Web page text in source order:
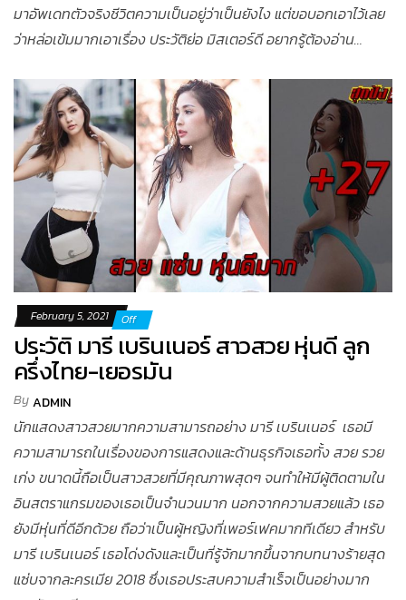
มาอัพเดทตัวจริงชีวิตความเป็นอยู่ว่าเป็นยังไง แต่ขอบอกเอาไว้เลย
ว่าหล่อเข้มมากเอาเรื่อง ประวัติย่อ มิสเตอร์ดี อยากรู้ต้องอ่าน…
February 5, 2021 Off
ประวัติ มารี เบรินเนอร์ สาวสวย หุ่นดี ลูก
ครึ่งไทย-เยอรมัน
ByADMIN
นักแสดงสาวสวยมากความสามารถอย่าง มารี เบรินเนอร์ เธอมี
ความสามารถในเรื่องของการแสดงและด้านธุรกิจเธอทั้ง สวย รวย
เก่ง ขนาดนี้ถือเป็นสาวสวยที่มีคุณภาพสุดๆ จนทำให้มีผู้ติดตามใน
อินสตราแกรมของเธอเป็นจำนวนมาก นอกจากความสวยแล้ว เธอ
ยังมีหุ่นที่ดีอีกด้วย ถือว่าเป็นผู้หญิงที่เพอร์เฟคมากทีเดียว สำหรับ
มารี เบรินเนอร์ เธอโด่งดังและเป็นที่รู้จักมากขึ้นจากบทนางร้ายสุด
แซ่บจากละครเมีย 2018 ซึ่งเธอประสบความสำเร็จเป็นอย่างมาก